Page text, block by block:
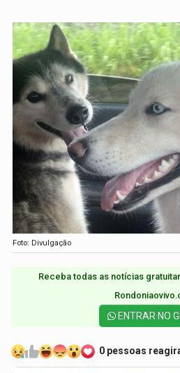
Foto: Divulgação
Receba todas as notícias
ENTRAR NO
0 pessoas